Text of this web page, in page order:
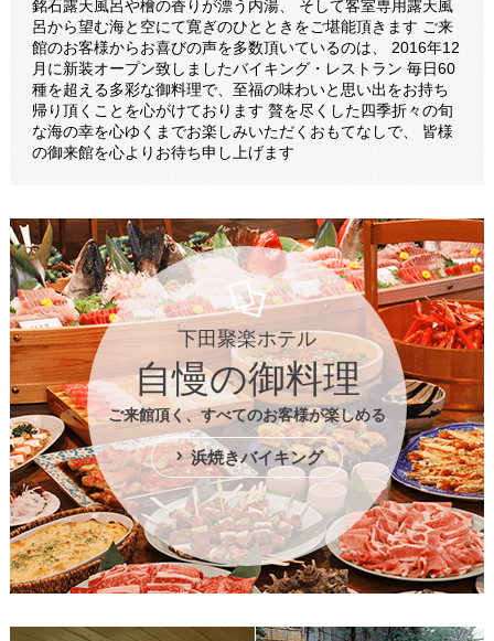
language
銘石露天風呂や檜の香りが漂う内湯、 そして客室専用露天風
呂から望む海と空にて寛ぎのひとときをご堪能頂きます ご来
館のお客様からお喜びの声を多数頂いているのは、 2016年12
月に新装オープン致しましたバイキング・レストラン 毎日60
種を超える多彩な御料理で、至福の味わいと思い出をお持ち
帰り頂くことを心がけております 贅を尽くした四季折々の旬
な海の幸を心ゆくまでお楽しみいただくおもてなしで、 皆様
の御来館を心よりお待ち申し上げます
下田聚楽ホテル
自慢の御料理
ご来館頂く、すべてのお客様が楽しめる
浜焼きバイキング